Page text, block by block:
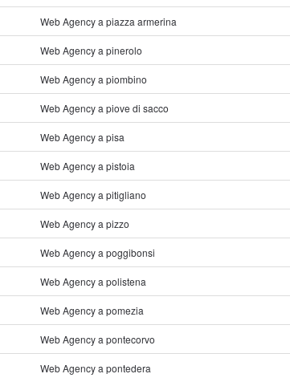
Web Agency a piazza armerina
Web Agency a pinerolo
Web Agency a piombino
Web Agency a piove di sacco
Web Agency a pisa
Web Agency a pistoia
Web Agency a pitigliano
Web Agency a pizzo
Web Agency a poggibonsi
Web Agency a polistena
Web Agency a pomezia
Web Agency a pontecorvo
Web Agency a pontedera